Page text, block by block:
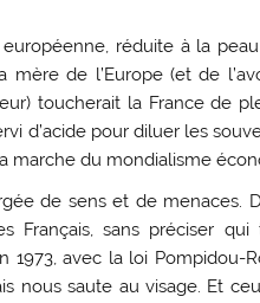
réduite à la
mère de l’Europe (et de
toucherait la France de
d’acide pour diluer les
marche du mondialisme
de sens et de menaces.
sans préciser qui
avec la loi Pompidou-
nous saute au visage. Et